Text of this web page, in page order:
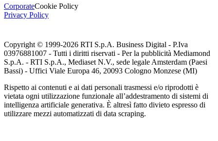
CorporateCookie Policy
Privacy Policy
Copyright © 1999-2026 RTI S.p.A. Business Digital - P.Iva
03976881007 - Tutti i diritti riservati - Per la pubblicità Mediamond
S.p.A. - RTI S.p.A., Mediaset N.V., sede legale Amsterdam (Paesi
Bassi) - Uffici Viale Europa 46, 20093 Cologno Monzese (MI)
Rispetto ai contenuti e ai dati personali trasmessi e/o riprodotti è
vietata ogni utilizzazione funzionale all’addestramento di sistemi di
intelligenza artificiale generativa. È altresì fatto divieto espresso di
utilizzare mezzi automatizzati di data scraping.